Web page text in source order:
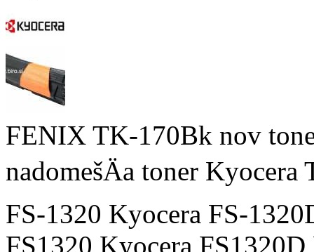
FENIX TK-170Bk nov
nadomešÄa toner
FS-1320 Kyocera FS-
FS1320 Kyocera